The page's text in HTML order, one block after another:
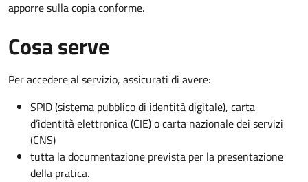
apporre sulla copia conforme.
Cosa serve
Per accedere al servizio, assicurati di avere:
SPID (sistema pubblico di identità digitale), carta
d’identità elettronica (CIE) o carta nazionale dei servizi
(CNS)
tutta la documentazione prevista per la presentazione
della pratica.